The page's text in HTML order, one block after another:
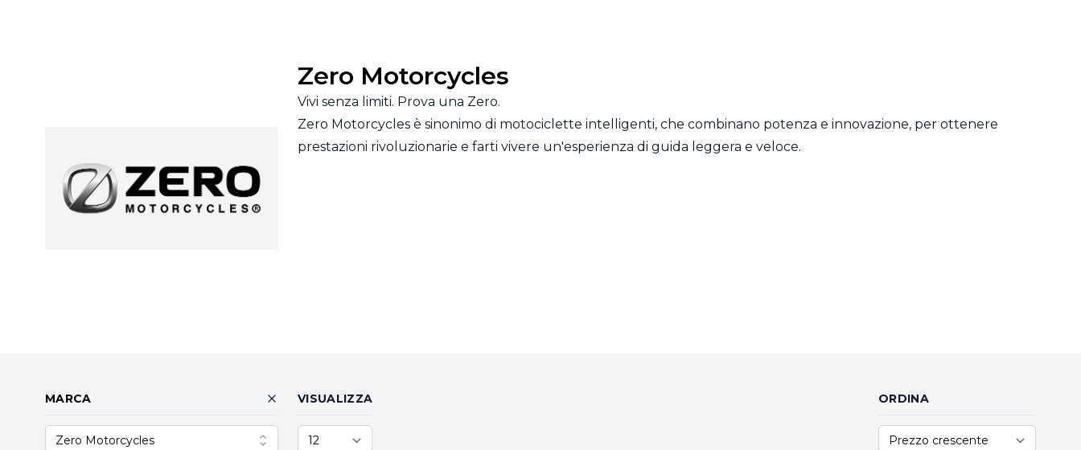
Zero Motorcycles
Vivi senza limiti. Prova una Zero.
Zero Motorcycles è sinonimo di motociclette intelligenti, che combinano potenza e innovazione, per ottenere
prestazioni rivoluzionarie e farti vivere un'esperienza di guida leggera e veloce.
MARCA
Zero Motorcycles
VISUALIZZA ORDINA